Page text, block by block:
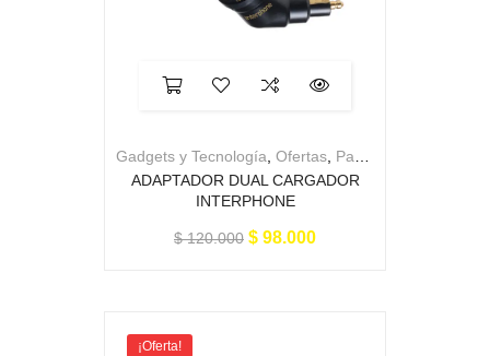
Gadgets y Tecnología Ofertas Para la moto
ADAPTADOR DUAL CARGADOR
INTERPHONE
$120.000 $ 98.000
¡Oferta!